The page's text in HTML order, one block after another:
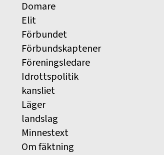
Domare
Elit
Förbundet
Förbundskaptener
Föreningsledare
Idrottspolitik
kansliet
Läger
landslag
Minnestext
Om fäktning